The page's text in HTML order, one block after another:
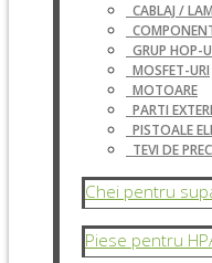
CABLAJ /
GRUP HOP-
MOSFET-URI
MOTOARE
PARTI
PISTOALE
TEVI DE
Chei pentru
Piese pentru